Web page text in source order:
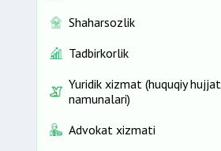
Shaharsozlik
Tadbirkorlik
Yuridik xizmat (huquqiy hujjat
namunalari)
Advokat xizmati